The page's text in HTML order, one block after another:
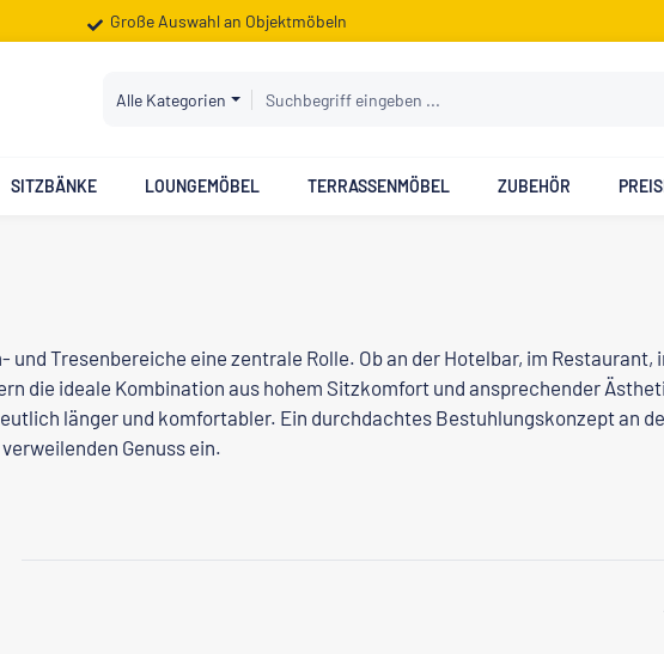
Große Auswahl an Objektmöbeln
Alle Kategorien
SITZBÄNKE LOUNGEMÖBEL TERRASSENMÖBEL ZUBEHÖR
Tresenbereiche eine zentrale Rolle. Ob an der Hotelbar, im
die ideale Kombination aus hohem Sitzkomfort und ansprechender
länger und komfortabler. Ein durchdachtes Bestuhlungskonzept an
Genuss ein.